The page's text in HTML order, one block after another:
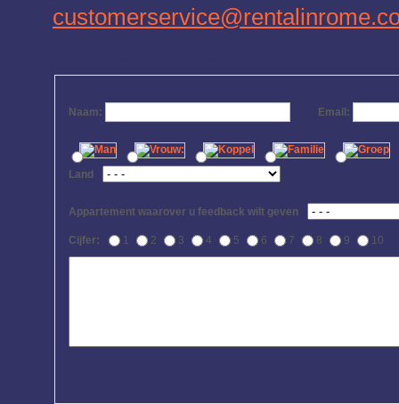
Naam: Email:
Land
Appartement waarover u feedback wilt geven
Cijfer: 1 2 3 4 5 6 7 8 9 10